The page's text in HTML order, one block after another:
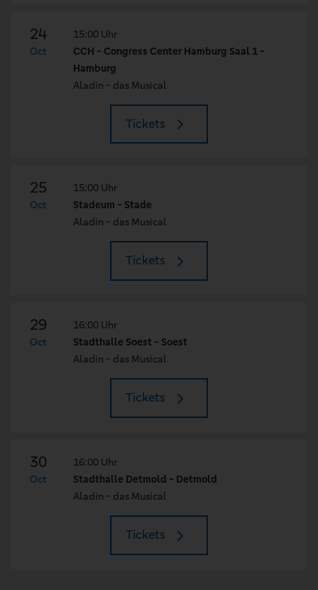
24
Oct
15:00 Uhr
CCH - Congress Center Hamburg Saal 1 -
Hamburg
Aladin - das Musical
Tickets
25
Oct
15:00 Uhr
Stadeum - Stade
Aladin - das Musical
Tickets
29
Oct
16:00 Uhr
Stadthalle Soest - Soest
Aladin - das Musical
Tickets
30
Oct
16:00 Uhr
Stadthalle Detmold - Detmold
Aladin - das Musical
Tickets